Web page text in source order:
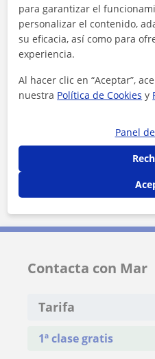
Madrid (Ciudad)
Majadahonda
+ −
Contacta con Mar
Tarifa
1ª clase gratis
para garantizar el
personalizar el contenido,
su eficacia, así como para
experiencia.
Al hacer clic en “Aceptar”,
nuestra Política de Cookies y
Panel